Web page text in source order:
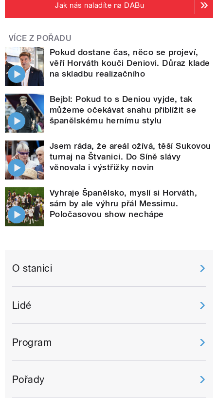
Jak nás naladíte na DABu
VÍCE Z POŘADU
Pokud dostane čas, něco se projeví,
věří Horváth kouči Deniovi. Důraz klade
na skladbu realizačního
Bejbl: Pokud to s Deniou vyjde, tak
můžeme očekávat snahu přiblížit se
španělskému hernímu stylu
Jsem ráda, že areál ožívá, těší Sukovou
turnaj na Štvanici. Do Síně slávy
věnovala i výstřižky novin
Vyhraje Španělsko, myslí si Horváth,
sám by ale výhru přál Messimu.
Poločasovou show nechápe
O stanici
Lidé
Program
Pořady